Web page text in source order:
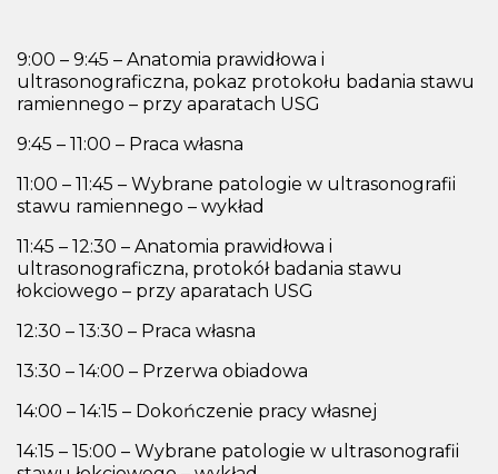
9:00 – 9:45 – Anatomia prawidłowa i
ultrasonograficzna, pokaz protokołu badania stawu
ramiennego – przy aparatach USG
9:45 – 11:00 – Praca własna
11:00 – 11:45 – Wybrane patologie w ultrasonografii
stawu ramiennego – wykład
11:45 – 12:30 – Anatomia prawidłowa i
ultrasonograficzna, protokół badania stawu
łokciowego – przy aparatach USG
12:30 – 13:30 – Praca własna
13:30 – 14:00 – Przerwa obiadowa
14:00 – 14:15 – Dokończenie pracy własnej
14:15 – 15:00 – Wybrane patologie w ultrasonografii